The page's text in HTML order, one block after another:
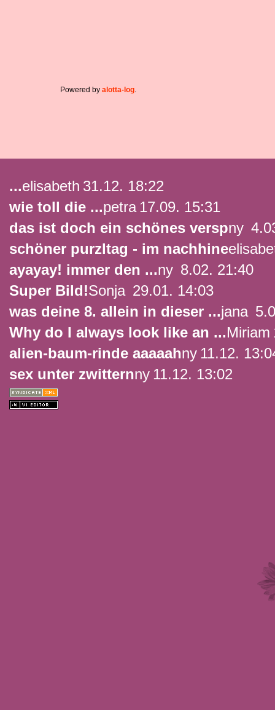
Powered byalotta-log.
...elisabeth 31.12. 18:22
wie toll die ...petra 17.09. 15:31
das ist doch ein schönes verspny
schöner purzltag - im nachhine
ayayay! immer den ...ny 8.02. 21:40
Super Bild!Sonja 29.01. 14:03
was deine 8. allein in dieser ...jana
Why do I always look like an ...Miriam
alien-baum-rinde aaaaahny 11.12.
sex unter zwitternny 11.12. 13:02